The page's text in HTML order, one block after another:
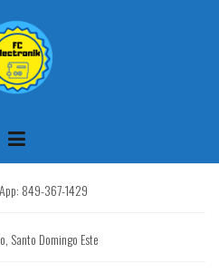
849-367-1429
Santo Domingo Este